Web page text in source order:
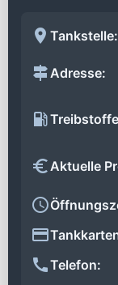
Tankstelle:
Adresse:
Aktuelle
Telefon: